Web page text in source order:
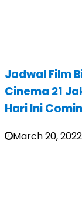
Jadwal Film
Cinema 21
Hari Ini
March 20, 2022